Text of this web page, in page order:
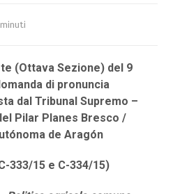
(Ottava Sezione) del 9
di pronuncia
dal Tribunal Supremo –
Pilar Planes Bresco /
de Aragón
333/15 e C-334/15)